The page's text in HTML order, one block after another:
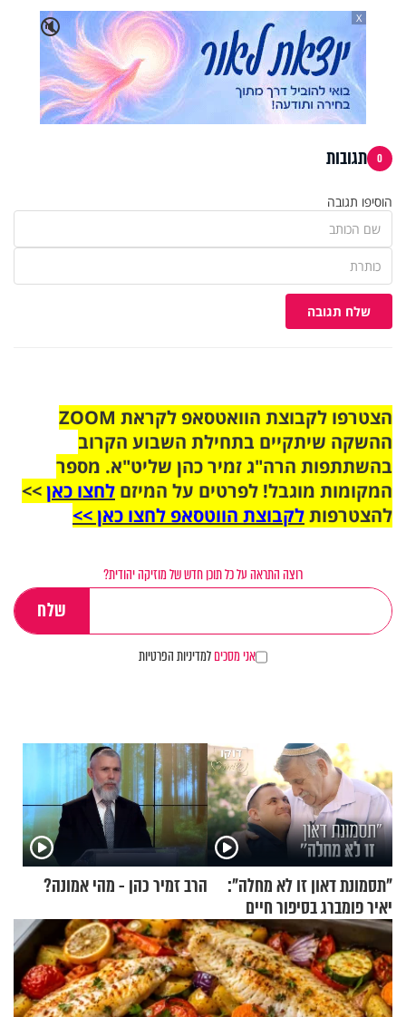
🔇
X
0 תגובות
הוסיפו תגובה
שלח תגובה
הצטרפו לקבוצת הוואטסאפ לקראת ZOOM
ההשקה שיתקיים בתחילת השבוע הקרוב
בהשתתפות הרה"ג זמיר כהן שליט"א. מספר
המקומות מוגבל! לפרטים על המיזם לחצו כאן>>
להצטרפותלקבוצת הווטסאפ לחצו כאן >>
רוצה התראה על כל תוכן חדש של מוזיקה יהודית?
אני מסכיםלמדיניות הפרטיות
"תסמונת דאון זו לא מחלה":
יאיר פומברג בסיפור חיים
מעורר השראה
הרב זמיר כהן - מהי אמונה?